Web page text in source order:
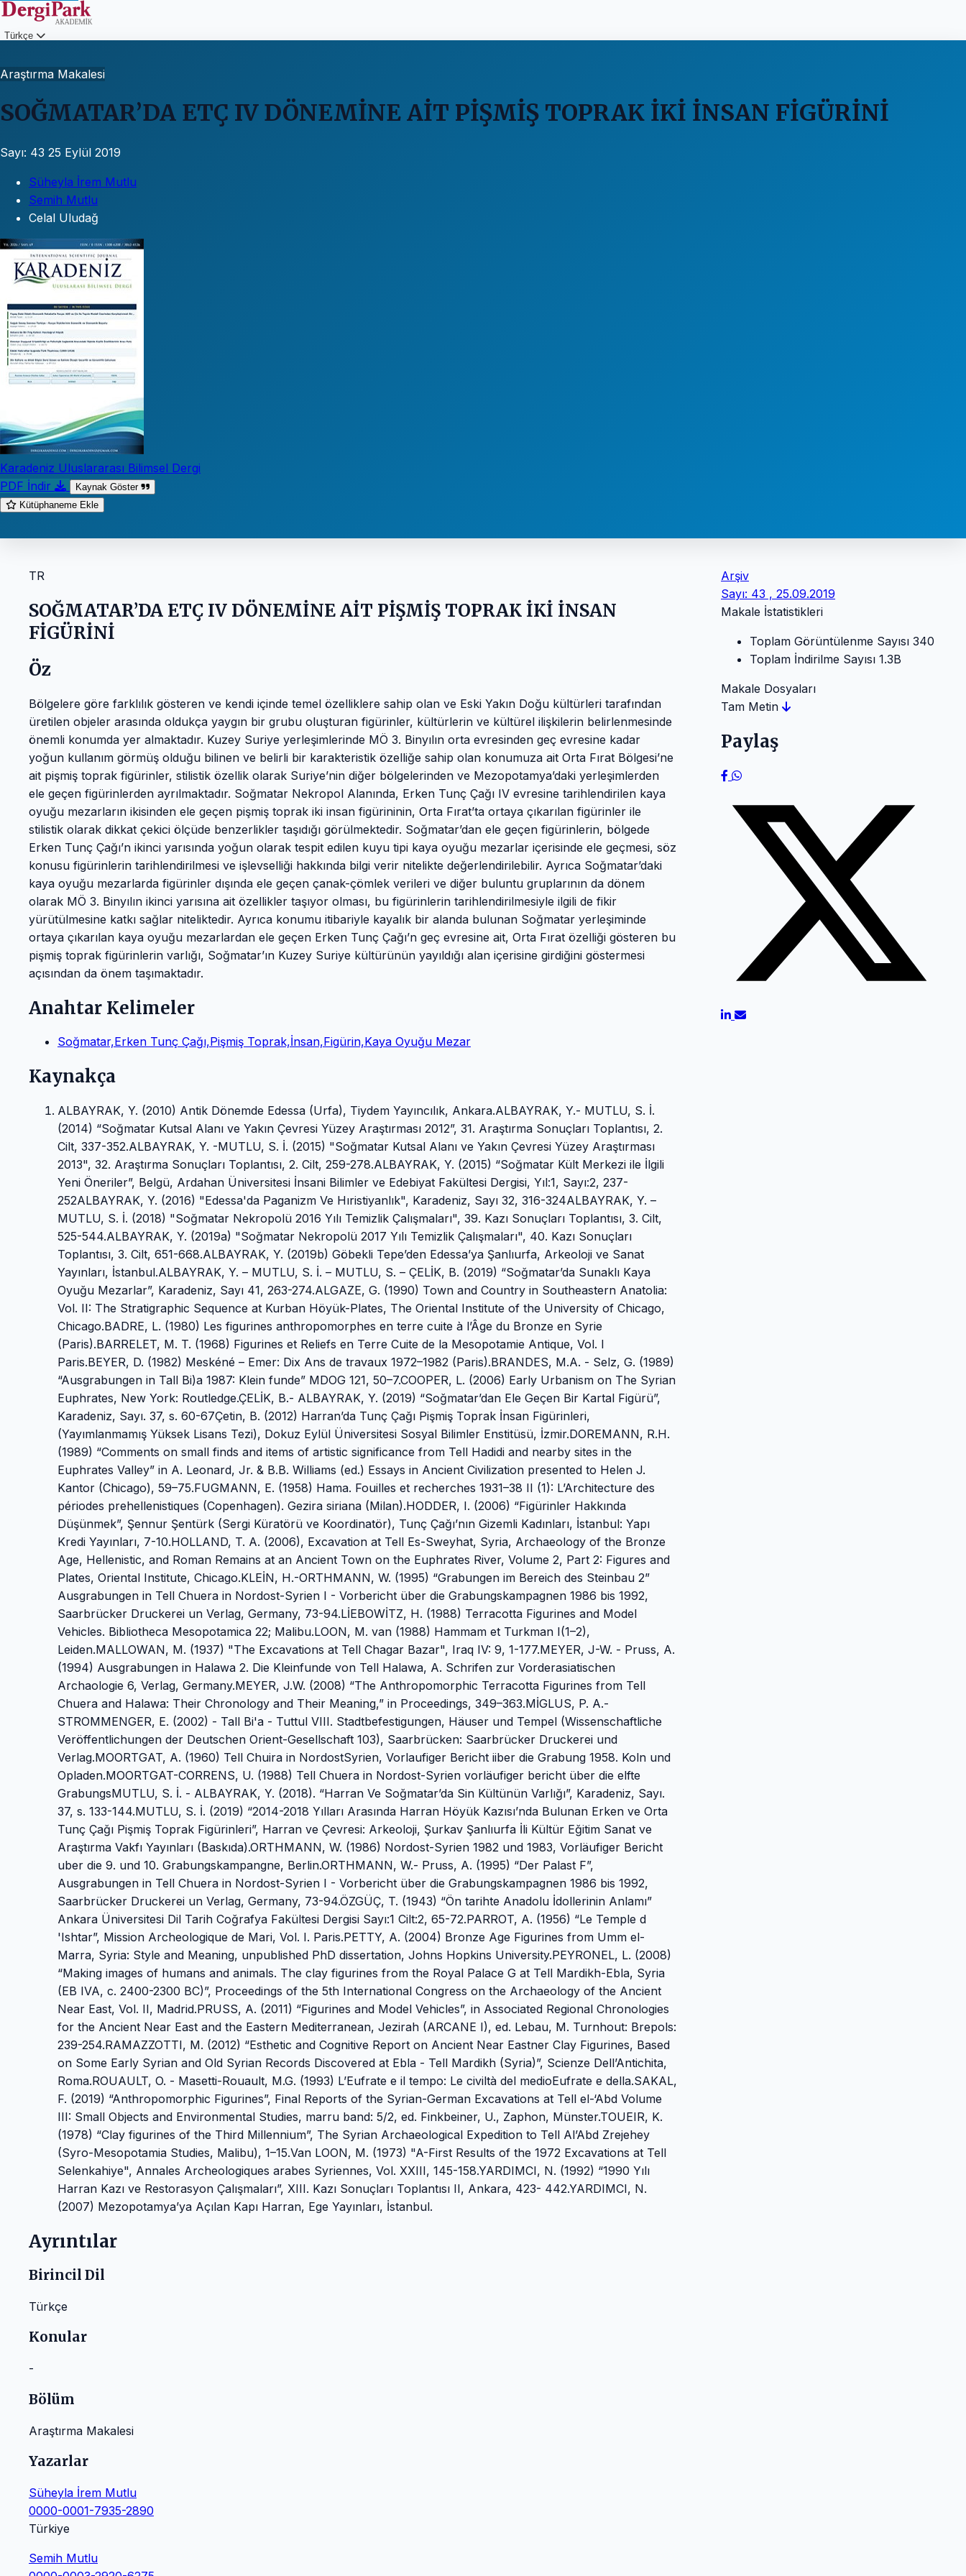
Türkçe
Araştırma Makalesi
SOĞMATAR’DA ETÇ IV DÖNEMİNE AİT PİŞMİŞ TOPRAK İKİ İNSAN FİGÜRİNİ
Sayı: 43 25 Eylül 2019
Süheyla İrem Mutlu
Semih Mutlu
Celal Uludağ
Karadeniz Uluslararası Bilimsel Dergi
PDF İndir
Kaynak Göster
Kütüphaneme Ekle
TR
SOĞMATAR’DA ETÇ IV DÖNEMİNE AİT PİŞMİŞ TOPRAK İKİ İNSAN
FİGÜRİNİ
Öz
Bölgelere göre farklılık gösteren ve kendi içinde temel özelliklere sahip olan ve Eski Yakın Doğu kültürleri tarafından
üretilen objeler arasında oldukça yaygın bir grubu oluşturan figürinler, kültürlerin ve kültürel ilişkilerin belirlenmesinde
önemli konumda yer almaktadır. Kuzey Suriye yerleşimlerinde MÖ 3. Binyılın orta evresinden geç evresine kadar
yoğun kullanım görmüş olduğu bilinen ve belirli bir karakteristik özelliğe sahip olan konumuza ait Orta Fırat Bölgesi’ne
ait pişmiş toprak figürinler, stilistik özellik olarak Suriye’nin diğer bölgelerinden ve Mezopotamya’daki yerleşimlerden
ele geçen figürinlerden ayrılmaktadır. Soğmatar Nekropol Alanında, Erken Tunç Çağı IV evresine tarihlendirilen kaya
oyuğu mezarların ikisinden ele geçen pişmiş toprak iki insan figürininin, Orta Fırat’ta ortaya çıkarılan figürinler ile
stilistik olarak dikkat çekici ölçüde benzerlikler taşıdığı görülmektedir. Soğmatar’dan ele geçen figürinlerin, bölgede
Erken Tunç Çağı’n ikinci yarısında yoğun olarak tespit edilen kuyu tipi kaya oyuğu mezarlar içerisinde ele geçmesi, söz
konusu figürinlerin tarihlendirilmesi ve işlevselliği hakkında bilgi verir nitelikte değerlendirilebilir. Ayrıca Soğmatar’daki
kaya oyuğu mezarlarda figürinler dışında ele geçen çanak-çömlek verileri ve diğer buluntu gruplarının da dönem
olarak MÖ 3. Binyılın ikinci yarısına ait özellikler taşıyor olması, bu figürinlerin tarihlendirilmesiyle ilgili de fikir
yürütülmesine katkı sağlar niteliktedir. Ayrıca konumu itibariyle kayalık bir alanda bulunan Soğmatar yerleşiminde
ortaya çıkarılan kaya oyuğu mezarlardan ele geçen Erken Tunç Çağı’n geç evresine ait, Orta Fırat özelliği gösteren bu
pişmiş toprak figürinlerin varlığı, Soğmatar’ın Kuzey Suriye kültürünün yayıldığı alan içerisine girdiğini göstermesi
açısından da önem taşımaktadır.
Anahtar Kelimeler
Soğmatar,Erken Tunç Çağı,Pişmiş Toprak,İnsan,Figürin,Kaya Oyuğu Mezar
Kaynakça
ALBAYRAK, Y. (2010) Antik Dönemde Edessa (Urfa), Tiydem Yayıncılık, Ankara.ALBAYRAK, Y.- MUTLU, S. İ.
(2014) “Soğmatar Kutsal Alanı ve Yakın Çevresi Yüzey Araştırması 2012”, 31. Araştırma Sonuçları Toplantısı, 2.
Cilt, 337-352.ALBAYRAK, Y. -MUTLU, S. İ. (2015) "Soğmatar Kutsal Alanı ve Yakın Çevresi Yüzey Araştırması
2013", 32. Araştırma Sonuçları Toplantısı, 2. Cilt, 259-278.ALBAYRAK, Y. (2015) “Soğmatar Kült Merkezi ile İlgili
Yeni Öneriler”, Belgü, Ardahan Üniversitesi İnsani Bilimler ve Edebiyat Fakültesi Dergisi, Yıl:1, Sayı:2, 237-
252ALBAYRAK, Y. (2016) "Edessa'da Paganizm Ve Hıristiyanlık", Karadeniz, Sayı 32, 316-324ALBAYRAK, Y. –
MUTLU, S. İ. (2018) "Soğmatar Nekropolü 2016 Yılı Temizlik Çalışmaları", 39. Kazı Sonuçları Toplantısı, 3. Cilt,
525-544.ALBAYRAK, Y. (2019a) "Soğmatar Nekropolü 2017 Yılı Temizlik Çalışmaları", 40. Kazı Sonuçları
Toplantısı, 3. Cilt, 651-668.ALBAYRAK, Y. (2019b) Göbekli Tepe’den Edessa’ya Şanlıurfa, Arkeoloji ve Sanat
Yayınları, İstanbul.ALBAYRAK, Y. – MUTLU, S. İ. – MUTLU, S. – ÇELİK, B. (2019) “Soğmatar’da Sunaklı Kaya
Oyuğu Mezarlar”, Karadeniz, Sayı 41, 263-274.ALGAZE, G. (1990) Town and Country in Southeastern Anatolia:
Vol. II: The Stratigraphic Sequence at Kurban Höyük-Plates, The Oriental Institute of the University of Chicago,
Chicago.BADRE, L. (1980) Les figurines anthropomorphes en terre cuite à l’Âge du Bronze en Syrie
(Paris).BARRELET, M. T. (1968) Figurines et Reliefs en Terre Cuite de la Mesopotamie Antique, Vol. I
Paris.BEYER, D. (1982) Meskéné – Emer: Dix Ans de travaux 1972–1982 (Paris).BRANDES, M.A. - Selz, G. (1989)
“Ausgrabungen in Tall Bi)a 1987: Klein funde” MDOG 121, 50–7.COOPER, L. (2006) Early Urbanism on The Syrian
Euphrates, New York: Routledge.ÇELİK, B.- ALBAYRAK, Y. (2019) “Soğmatar’dan Ele Geçen Bir Kartal Figürü”,
Karadeniz, Sayı. 37, s. 60-67Çetin, B. (2012) Harran’da Tunç Çağı Pişmiş Toprak İnsan Figürinleri,
(Yayımlanmamış Yüksek Lisans Tezi), Dokuz Eylül Üniversitesi Sosyal Bilimler Enstitüsü, İzmir.DOREMANN, R.H.
(1989) “Comments on small finds and items of artistic significance from Tell Hadidi and nearby sites in the
Euphrates Valley” in A. Leonard, Jr. & B.B. Williams (ed.) Essays in Ancient Civilization presented to Helen J.
Kantor (Chicago), 59–75.FUGMANN, E. (1958) Hama. Fouilles et recherches 1931–38 II (1): L’Architecture des
périodes prehellenistiques (Copenhagen). Gezira siriana (Milan).HODDER, I. (2006) “Figürinler Hakkında
Düşünmek”, Şennur Şentürk (Sergi Küratörü ve Koordinatör), Tunç Çağı’nın Gizemli Kadınları, İstanbul: Yapı
Kredi Yayınları, 7-10.HOLLAND, T. A. (2006), Excavation at Tell Es-Sweyhat, Syria, Archaeology of the Bronze
Age, Hellenistic, and Roman Remains at an Ancient Town on the Euphrates River, Volume 2, Part 2: Figures and
Plates, Oriental Institute, Chicago.KLEİN, H.-ORTHMANN, W. (1995) “Grabungen im Bereich des Steinbau 2”
Ausgrabungen in Tell Chuera in Nordost-Syrien I - Vorbericht über die Grabungskampagnen 1986 bis 1992,
Saarbrücker Druckerei un Verlag, Germany, 73-94.LİEBOWİTZ, H. (1988) Terracotta Figurines and Model
Vehicles. Bibliotheca Mesopotamica 22; Malibu.LOON, M. van (1988) Hammam et Turkman I(1–2),
Leiden.MALLOWAN, M. (1937) "The Excavations at Tell Chagar Bazar", Iraq IV: 9, 1-177.MEYER, J-W. - Pruss, A.
(1994) Ausgrabungen in Halawa 2. Die Kleinfunde von Tell Halawa, A. Schrifen zur Vorderasiatischen
Archaologie 6, Verlag, Germany.MEYER, J.W. (2008) “The Anthropomorphic Terracotta Figurines from Tell
Chuera and Halawa: Their Chronology and Their Meaning,” in Proceedings, 349–363.MİGLUS, P. A.-
STROMMENGER, E. (2002) - Tall Bi'a - Tuttul VIII. Stadtbefestigungen, Häuser und Tempel (Wissenschaftliche
Veröffentlichungen der Deutschen Orient-Gesellschaft 103), Saarbrücken: Saarbrücker Druckerei und
Verlag.MOORTGAT, A. (1960) Tell Chuira in NordostSyrien, Vorlaufiger Bericht iiber die Grabung 1958. Koln und
Opladen.MOORTGAT-CORRENS, U. (1988) Tell Chuera in Nordost-Syrien vorläufiger bericht über die elfte
GrabungsMUTLU, S. İ. - ALBAYRAK, Y. (2018). “Harran Ve Soğmatar’da Sin Kültünün Varlığı”, Karadeniz, Sayı.
37, s. 133-144.MUTLU, S. İ. (2019) “2014-2018 Yılları Arasında Harran Höyük Kazısı’nda Bulunan Erken ve Orta
Tunç Çağı Pişmiş Toprak Figürinleri”, Harran ve Çevresi: Arkeoloji, Şurkav Şanlıurfa İli Kültür Eğitim Sanat ve
Araştırma Vakfı Yayınları (Baskıda).ORTHMANN, W. (1986) Nordost-Syrien 1982 und 1983, Vorläufiger Bericht
uber die 9. und 10. Grabungskampangne, Berlin.ORTHMANN, W.- Pruss, A. (1995) “Der Palast F”,
Ausgrabungen in Tell Chuera in Nordost-Syrien I - Vorbericht über die Grabungskampagnen 1986 bis 1992,
Saarbrücker Druckerei un Verlag, Germany, 73-94.ÖZGÜÇ, T. (1943) “Ön tarihte Anadolu İdollerinin Anlamı”
Ankara Üniversitesi Dil Tarih Coğrafya Fakültesi Dergisi Sayı:1 Cilt:2, 65-72.PARROT, A. (1956) “Le Temple d
'Ishtar”, Mission Archeologique de Mari, Vol. I. Paris.PETTY, A. (2004) Bronze Age Figurines from Umm el-
Marra, Syria: Style and Meaning, unpublished PhD dissertation, Johns Hopkins University.PEYRONEL, L. (2008)
“Making images of humans and animals. The clay figurines from the Royal Palace G at Tell Mardikh-Ebla, Syria
(EB IVA, c. 2400-2300 BC)”, Proceedings of the 5th International Congress on the Archaeology of the Ancient
Near East, Vol. II, Madrid.PRUSS, A. (2011) “Figurines and Model Vehicles”, in Associated Regional Chronologies
for the Ancient Near East and the Eastern Mediterranean, Jezirah (ARCANE I), ed. Lebau, M. Turnhout: Brepols:
239-254.RAMAZZOTTI, M. (2012) “Esthetic and Cognitive Report on Ancient Near Eastner Clay Figurines, Based
on Some Early Syrian and Old Syrian Records Discovered at Ebla - Tell Mardikh (Syria)”, Scienze Dell’Antichita,
Roma.ROUAULT, O. - Masetti-Rouault, M.G. (1993) L’Eufrate e il tempo: Le civiltà del medioEufrate e della.SAKAL,
F. (2019) “Anthropomorphic Figurines”, Final Reports of the Syrian-German Excavations at Tell el-‘Abd Volume
III: Small Objects and Environmental Studies, marru band: 5/2, ed. Finkbeiner, U., Zaphon, Münster.TOUEIR, K.
(1978) “Clay figurines of the Third Millennium”, The Syrian Archaeological Expedition to Tell Al’Abd Zrejehey
(Syro-Mesopotamia Studies, Malibu), 1–15.Van LOON, M. (1973) "A-First Results of the 1972 Excavations at Tell
Selenkahiye", Annales Archeologiques arabes Syriennes, Vol. XXIII, 145-158.YARDIMCI, N. (1992) “1990 Yılı
Harran Kazı ve Restorasyon Çalışmaları”, XIII. Kazı Sonuçları Toplantısı II, Ankara, 423- 442.YARDIMCI, N.
(2007) Mezopotamya’ya Açılan Kapı Harran, Ege Yayınları, İstanbul.
Ayrıntılar
Birincil Dil
Türkçe
Konular
-
Bölüm
Araştırma Makalesi
Yazarlar
Süheyla İrem Mutlu
0000-0001-7935-2890
Türkiye
Semih Mutlu
Arşiv
Sayı: 43 , 25.09.2019
Makale İstatistikleri
Toplam Görüntülenme Sayısı 340
Toplam İndirilme Sayısı 1.3B
Makale Dosyaları
Tam Metin
Paylaş